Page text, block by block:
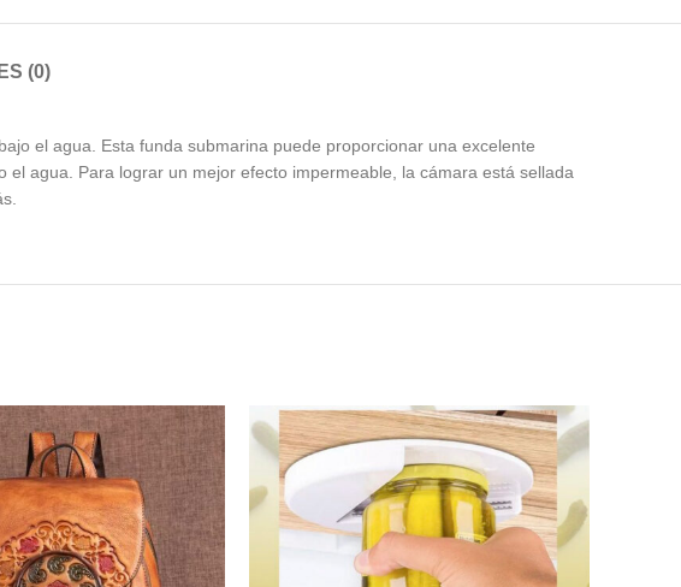
(0)
el agua. Esta funda submarina puede proporcionar una excelente
agua. Para lograr un mejor efecto impermeable, la cámara está sellada